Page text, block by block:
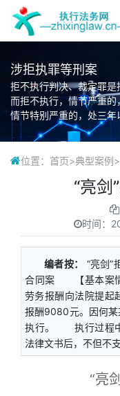
涉拒执罪等刑案
拒不执行判决、裁定罪
而拒不执行，情节严重
情节特别严重的，处三年
位置： 首页>典型案例 >
“亮剑
时间：
编者按：
“亮剑”
合同案 【基本案
劳务报酬向法院提起
报酬9080元。因何某
执行。 执行过程中
法律文书后，不但不
“亮